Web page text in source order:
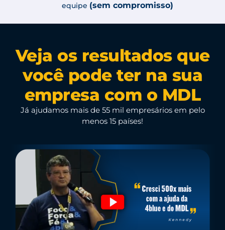
equipe (sem compromisso)
Veja os resultados que
você pode ter na sua
empresa com o MDL
Já ajudamos mais de 55 mil empresários em pelo
menos 15 países!